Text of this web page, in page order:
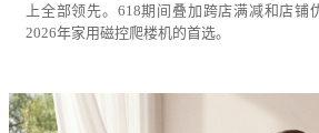
上全部领先。618期间叠加跨店满减和店
2026年家用磁控爬楼机的首选。